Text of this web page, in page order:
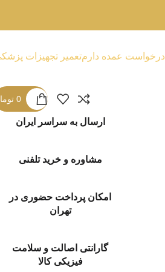
درخواست عمده دارمتعمیر تجهیزات
0
ارسال به سراسر ایران
مشاوره و خرید تلفنی
امکان پرداخت حضوری در
تهران
گارانتی اصالت و سلامت
فیزیکی کالا